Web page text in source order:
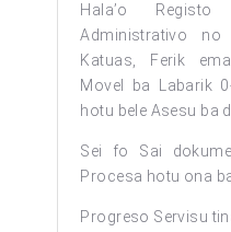
Hala’o
Administrativo
Katuas, Ferik
Movel ba Labarik
hotu bele Asesu ba
Sei fo Sai
Procesa hotu ona
Progreso Servisu